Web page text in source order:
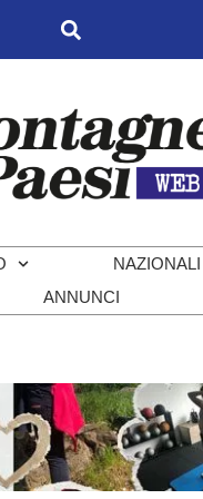
ANNUNCI